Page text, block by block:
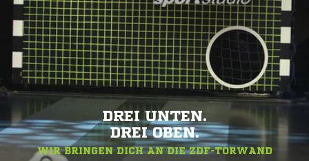
DREI UNTEN.
DREI OBEN.
WIR BRINGEN DICH AN DIE ZDF-TORWAND